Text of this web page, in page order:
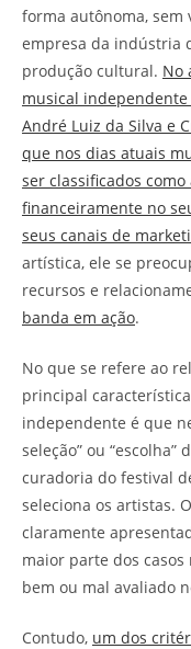
forma autônoma,
empresa da indústria
produção cultural. No
musical independente
André Luiz da Silva e
que nos dias atuais
ser classificados
financeiramente no
seus canais de
artística, ele se
recursos e
banda em ação.
No que se refere ao
principal
independente é que
seleção” ou
curadoria do festival
seleciona os artistas.
claramente
maior parte dos
bem ou mal avaliado
Contudo, um dos